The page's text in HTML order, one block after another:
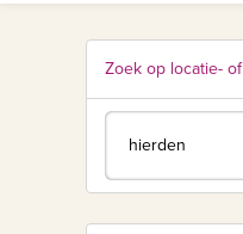
Zoek op locatie-